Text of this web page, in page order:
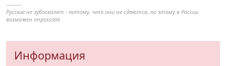
----------
Русские не зубоскалят - потому, что они не сдаются, по этому в России
возможен impossible
Информация